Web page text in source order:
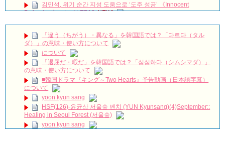
김민석, 위기 순간 지성 도움으로 ‘도주 성공’ 《Innocent
Defendant》 피고인 EP13 NEW!
[ENG/JPN/풀영상] MBC '첫 번째 남자' 제작발표회｜함은정
HAHM EUNJUNG·오현경 Oh Hyunkyung·윤선우·박건일·김민설·정찬·
이재황｜The First Man
『相思花(상사화)』メロディㅡと音色が究極にマッチング
COVER by [ee.Swim]. 韓国ドラマ『逆賊-民の英雄ホン・ギルドン-』
OST. [4K/LIVE] NEW!
OST 가사 속 안 들리는 영어 발음, 스카이 캐슬, We all lie
#youtubeshorts NEW!
ついに公開!? イ・ミンホ、仁川空港で女性と一緒に目撃！
NEW!
[The Rich Son] 부잣집 아들 6회- I recall the past with my
「違う（ちがう）・異なる」を韓国語では？「다르다（タル
ダ）」の意味・使い方について
について
「退屈だ・暇だ」を韓国語では？「심심하다（シムシマダ）」
の意味・使い方について
■韓国ドラマ『キング～Two Hearts』予告動画（日本語字幕）
について
yoon kyun sang
HSF(126)-윤균상 서울숲 벤치 (YUN Kyunsang)(4)September::
Healing in Seoul Forest (서울숲)
yoon kyun sang